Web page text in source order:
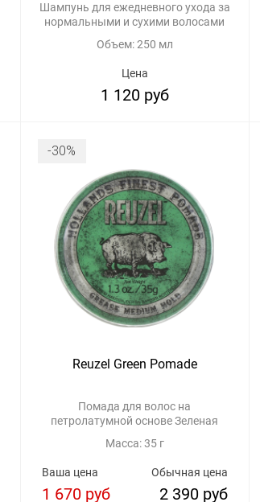
Шампунь для ежедневного ухода за
нормальными и сухими волосами
Объем: 250 мл
Цена
1 120 руб
-30%
Reuzel Green Pomade
Помада для волос на
петролатумной основе Зеленая
Масса: 35 г
Обычная цена
2 390 руб
Ваша цена
1 670 руб